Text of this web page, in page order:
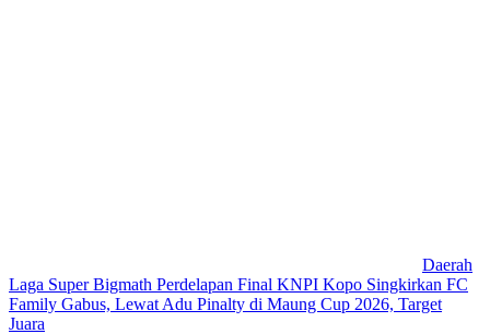
Daerah
Laga Super Bigmath Perdelapan Final KNPI Kopo Singkirkan FC
Family Gabus, Lewat Adu Pinalty di Maung Cup 2026, Target
Juara